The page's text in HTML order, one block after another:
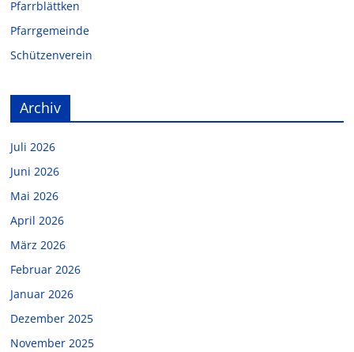
Pfarrblättken
Pfarrgemeinde
Schützenverein
Archiv
Juli 2026
Juni 2026
Mai 2026
April 2026
März 2026
Februar 2026
Januar 2026
Dezember 2025
November 2025